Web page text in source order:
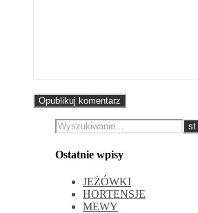
Ostatnie wpisy
JEŻÓWKI
HORTENSJE
MEWY